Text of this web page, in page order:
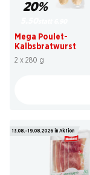
20%
Mega Poulet-
Kalbsbratwurst
2 x 280 g
13.08.–19.08.2026 in Aktion